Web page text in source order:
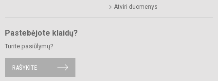
Atviri duomenys
Pastebėjote klaidų?
Turite pasiūlymų?
RAŠYKITE